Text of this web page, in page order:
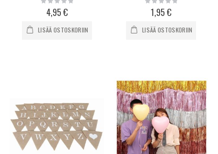
0%4,95 €
LISÄÄ OSTOSKORIIN
0%1,95 €
LISÄÄ OSTOSKORIIN